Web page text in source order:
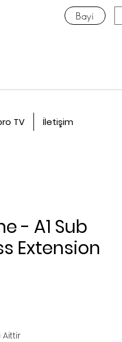
Bayi
TV İletişim
- A1 Sub
Extension
Aittir